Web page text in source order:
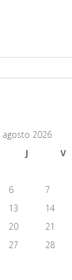
agosto 2026
J V
6 7
13 14
20 21
27 28